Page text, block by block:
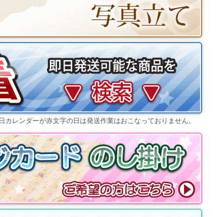
カレンダーが赤文字の日は発送作業はおこなっておりません。